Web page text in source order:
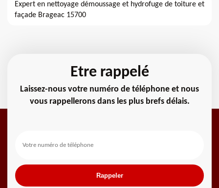
Expert en nettoyage démoussage et hydrofuge de toiture et
façade Brageac 15700
Etre rappelé
Laissez-nous votre numéro de téléphone et nous
vous rappellerons dans les plus brefs délais.